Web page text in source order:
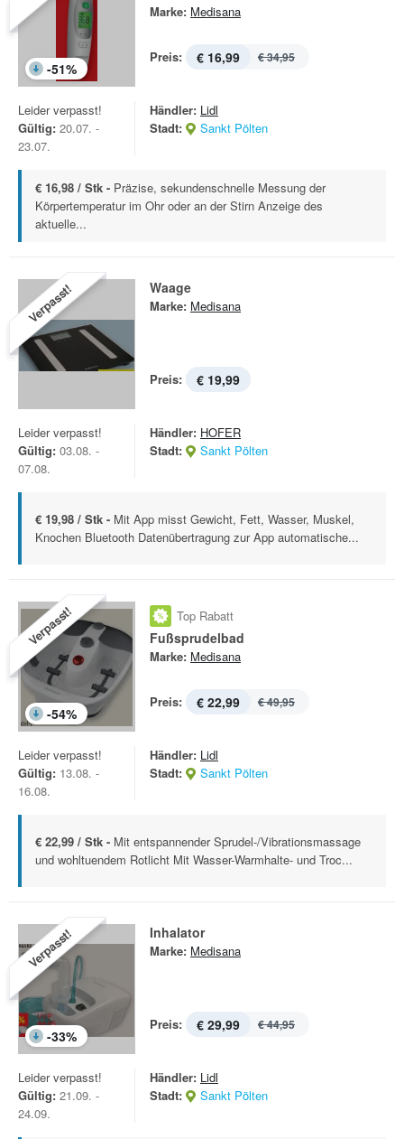
-51%
Marke: Medisana
Preis: € 16,99 € 34,95
Leider verpasst!
Gültig: 20.07. -
23.07.
Händler: Lidl
Stadt:
Sankt Pölten
€ 16,98 / Stk - Präzise, sekundenschnelle Messung der
Körpertemperatur im Ohr oder an der Stirn Anzeige des
aktuelle...
Verpasst! Waage
Marke: Medisana
Preis: € 19,99
Leider verpasst!
Gültig: 03.08. -
07.08.
Händler: HOFER
Stadt:
Sankt Pölten
€ 19,98 / Stk - Mit App misst Gewicht, Fett, Wasser, Muskel,
Knochen Bluetooth Datenübertragung zur App automatische...
Verpasst!
-54%
Top Rabatt
Fußsprudelbad
Marke: Medisana
Preis: € 22,99 € 49,95
Leider verpasst!
Gültig: 13.08. -
16.08.
Händler: Lidl
Stadt:
Sankt Pölten
€ 22,99 / Stk - Mit entspannender Sprudel-/Vibrationsmassage
und wohltuendem Rotlicht Mit Wasser-Warmhalte- und Troc...
Verpasst!
-33%
Inhalator
Marke: Medisana
Preis: € 29,99 € 44,95
Leider verpasst!
Gültig: 21.09. -
24.09.
Händler: Lidl
Stadt:
Sankt Pölten